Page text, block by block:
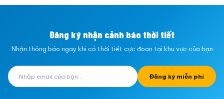
Đăng ký nhận cảnh báo thời tiết
Nhận thông báo ngay khi có thời tiết cực đoan tại khu vực của bạn
Đăng ký miễn phí